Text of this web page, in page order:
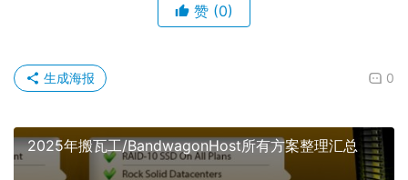
赞 (0)
0
生成海报
2025年搬瓦工/BandwagonHost所有方案整理汇总